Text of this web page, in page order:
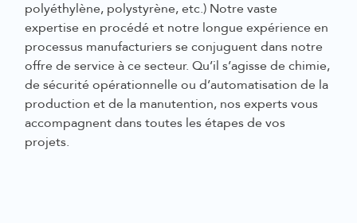
polyéthylène, polystyrène, etc.) Notre vaste
expertise en procédé et notre longue expérience en
processus manufacturiers se conjuguent dans notre
offre de service à ce secteur. Qu’il s’agisse de chimie,
de sécurité opérationnelle ou d’automatisation de la
production et de la manutention, nos experts vous
accompagnent dans toutes les étapes de vos
projets.